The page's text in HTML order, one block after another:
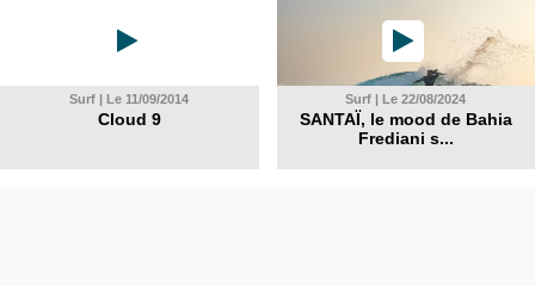
Surf | Le 11/09/2014
Cloud 9
Surf | Le 22/08/2024
SANTAÏ, le mood de Bahia
Frediani s...